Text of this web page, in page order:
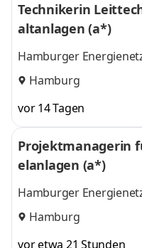
Technikerin
altanlagen (a*)
Hamburger
Hamburg
vor 14 Tagen
Projektmanagerin
elanlagen (a*)
Hamburger
Hamburg
vor etwa 21 Stunden